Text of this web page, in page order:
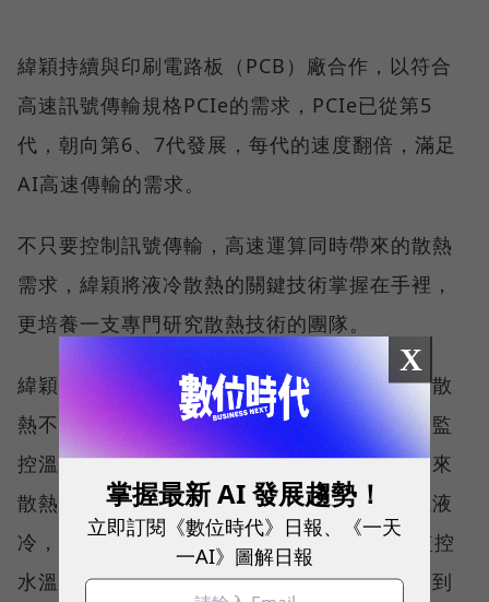
緯穎持續與印刷電路板（PCB）廠合作，以符合
高速訊號傳輸規格PCIe的需求，PCIe已從第5
代，朝向第6、7代發展，每代的速度翻倍，滿足
AI高速傳輸的需求。
不只要控制訊號傳輸，高速運算同時帶來的散熱
需求，緯穎將液冷散熱的關鍵技術掌握在手裡，
更培養一支專門研究散熱技術的團隊。
緯穎提供液冷散熱技術，跟過去常聽到的風冷散
熱不同，過去只要在主機板的進風口與出風口監
控溫度，若溫度不符合規格，會透過調整風扇來
散熱。當氣冷走到液冷，甚至更高階的浸沒式液
冷，除了監控個別CPU與GPU溫度外，也須監控
水溫、水壓流動速度，甚至有無漏水，像水壓到
X
掌握最新 AI 發展趨勢！
立即訂閱《數位時代》日報、《一天
一AI》圖解日報